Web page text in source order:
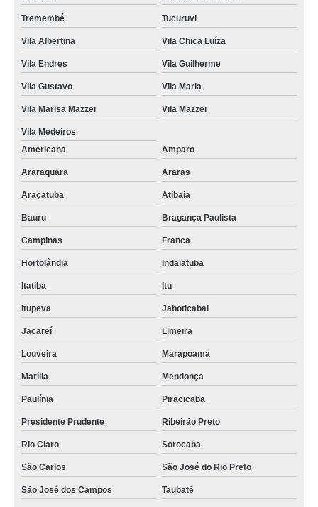
Tremembé Tucuruvi
Vila Albertina Vila Chica Luíza
Vila Endres Vila Guilherme
Vila Gustavo Vila Maria
Vila Marisa Mazzei Vila Mazzei
Vila Medeiros
Americana
Amparo
Araraquara Araras
Araçatuba Atibaia
Bauru Bragança Paulista
Campinas Franca
Hortolândia Indaiatuba
Itatiba Itu
Itupeva Jaboticabal
Jacareí Limeira
Louveira Marapoama
Marília Mendonça
Paulínia Piracicaba
Presidente Prudente Ribeirão Preto
Rio Claro Sorocaba
São Carlos São José do Rio Preto
São José dos Campos Taubaté